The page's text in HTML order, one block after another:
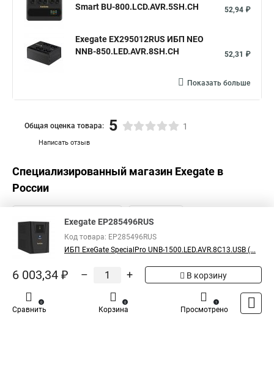
Smart BU-800.LCD.AVR.5SH.CH
52,94 ₽
Exegate EX295012RUS ИБП NEO
NNB-850.LED.AVR.8SH.CH
52,31 ₽
Показать больше
Написать отзыв
Общая оценка товара: 5 1
Специализированный магазин Exegate в
России
Exegate EP285496RUS
Код товара: EP285496RUS
ИБП ExeGate SpecialPro UNB-1500.LED.AVR.8C13.USB (...
6 003,34 ₽ – + В корзину
Сравнить
0
Корзина
0
Просмотрено
1